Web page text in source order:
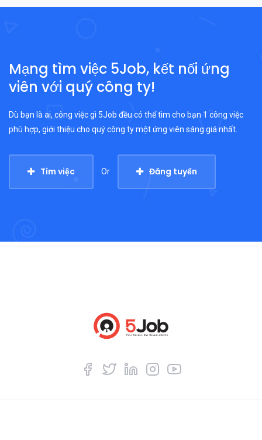
Mạng tìm việc 5Job, kết nối ứng
viên với quý công ty!
Dù bạn là ai, công việc gì 5Job đều có thể tìm cho bạn 1 công việc
phù hợp, giới thiệu cho quý công ty một ứng viên sáng giá nhất.
Tìm việc Or Đăng tuyển